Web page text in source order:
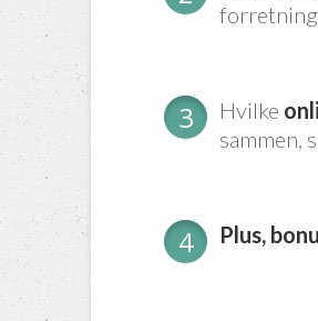
Hvilke
sammen,
Plus,